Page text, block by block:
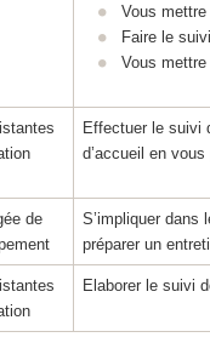
Vous
Faire le
Vous
Effectuer le suivi
d’accueil en
de
S’impliquer dans
préparer un
Elaborer le suivi